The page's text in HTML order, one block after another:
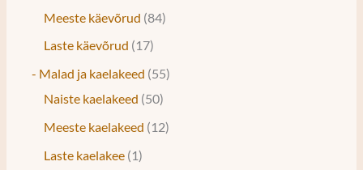
Meeste käevõrud 84
Laste käevõrud
17
- Malad ja kaelakeed 55
Naiste kaelakeed 50
Meeste kaelakeed
12
Laste kaelakee 1